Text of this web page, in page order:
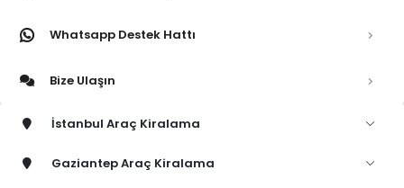
Whatsapp Destek Hattı
Bize Ulaşın
İstanbul Araç Kiralama
Gaziantep Araç Kiralama